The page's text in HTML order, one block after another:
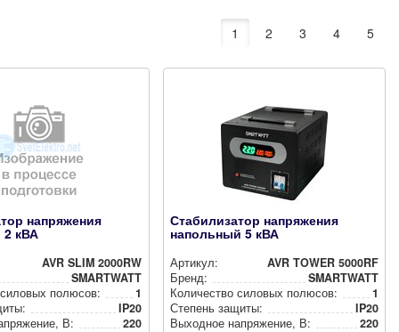
1 2 3 4 5
напряжения
2 кВА
AVR SLIM 2000RW
SMARTWATT
полюсов:
1
IP20
В:
220
Стабилизатор напряжения
напольный 5 кВА
Артикул:
AVR TOWER 5000RF
Бренд:
SMARTWATT
Количество силовых полюсов:
1
Степень защиты:
IP20
Выходное нап­ря­же­ние, В:
220